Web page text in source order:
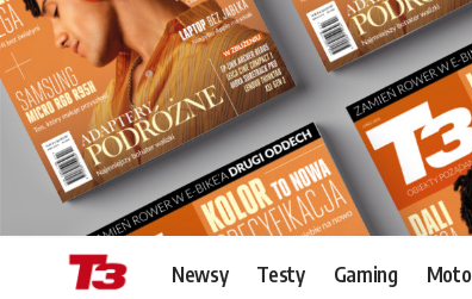
Newsy Testy Gaming Moto